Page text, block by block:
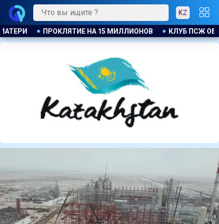
KZ
ПСЖ ОБЪЯВИЛ ОБ ОТКРЫТИИ СВОЕЙ ФУТБОЛЬНОЙ АКАДЕМИИ